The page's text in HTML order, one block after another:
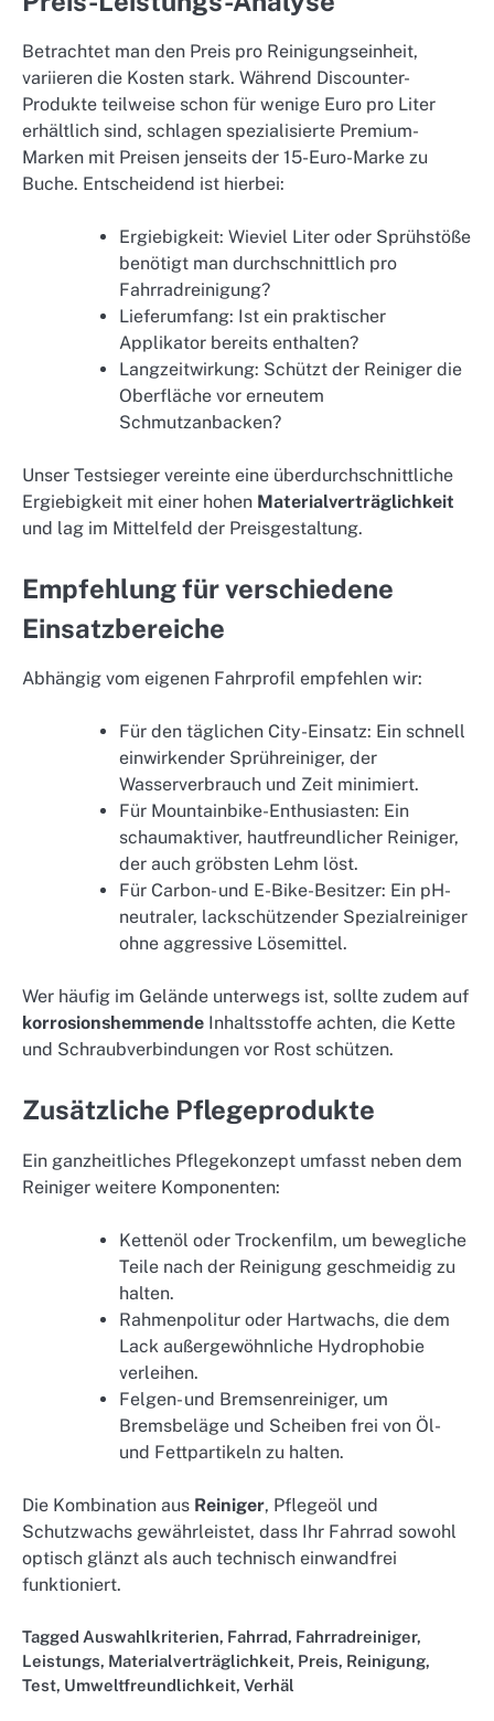
Betrachtet man den Preis pro Reinigungseinheit,
variieren die Kosten stark. Während Discounter-
Produkte teilweise schon für wenige Euro pro Liter
erhältlich sind, schlagen spezialisierte Premium-
Marken mit Preisen jenseits der 15-Euro-Marke zu
Buche. Entscheidend ist hierbei:
Ergiebigkeit: Wieviel Liter oder Sprühstöße
benötigt man durchschnittlich pro
Fahrradreinigung?
Lieferumfang: Ist ein praktischer
Applikator bereits enthalten?
Langzeitwirkung: Schützt der Reiniger die
Oberfläche vor erneutem
Schmutzanbacken?
Unser Testsieger vereinte eine überdurchschnittliche
Ergiebigkeit mit einer hohen Materialverträglichkeit
und lag im Mittelfeld der Preisgestaltung.
Empfehlung für verschiedene
Einsatzbereiche
Abhängig vom eigenen Fahrprofil empfehlen wir:
Für den täglichen City-Einsatz: Ein schnell
einwirkender Sprühreiniger, der
Wasserverbrauch und Zeit minimiert.
Für Mountainbike-Enthusiasten: Ein
schaumaktiver, hautfreundlicher Reiniger,
der auch gröbsten Lehm löst.
Für Carbon- und E-Bike-Besitzer: Ein pH-
neutraler, lackschützender Spezialreiniger
ohne aggressive Lösemittel.
Wer häufig im Gelände unterwegs ist, sollte zudem auf
korrosionshemmende Inhaltsstoffe achten, die Kette
und Schraubverbindungen vor Rost schützen.
Zusätzliche Pflegeprodukte
Ein ganzheitliches Pflegekonzept umfasst neben dem
Reiniger weitere Komponenten:
Kettenöl oder Trockenfilm, um bewegliche
Teile nach der Reinigung geschmeidig zu
halten.
Rahmenpolitur oder Hartwachs, die dem
Lack außergewöhnliche Hydrophobie
verleihen.
Felgen- und Bremsenreiniger, um
Bremsbeläge und Scheiben frei von Öl-
und Fettpartikeln zu halten.
Die Kombination aus Reiniger, Pflegeöl und
Schutzwachs gewährleistet, dass Ihr Fahrrad sowohl
optisch glänzt als auch technisch einwandfrei
funktioniert.
Tagged Auswahlkriterien, Fahrrad, Fahrradreiniger,
Leistungs, Materialverträglichkeit, Preis, Reinigung,
Test, Umweltfreundlichkeit, Verhäl